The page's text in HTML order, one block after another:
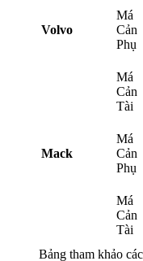
Volvo
Má
Cản
Phụ
Má
Cản
Tài
Mack
Má
Cản
Phụ
Má
Cản
Tài
Bảng tham khảo